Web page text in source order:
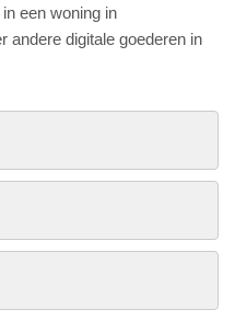
een woning in
andere digitale goederen in